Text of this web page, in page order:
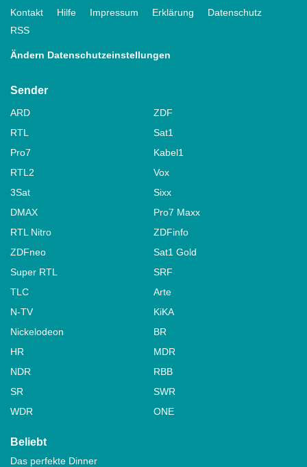
Kontakt Hilfe Impressum Erklärung
Datenschutz
RSS
Ändern Datenschutzeinstellungen
Sender
ARD
ZDF
RTL
Sat1
Pro7
Kabel1
RTL2
Vox
3Sat
Sixx
DMAX
Pro7 Maxx
RTL Nitro
ZDFinfo
ZDFneo
Sat1 Gold
Super RTL
SRF
TLC
Arte
N-TV
KiKA
Nickelodeon
BR
HR
MDR
NDR
RBB
SR
SWR
WDR
ONE
Beliebt
Das perfekte Dinner